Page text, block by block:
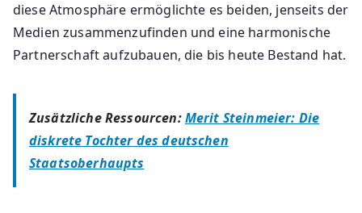
diese Atmosphäre ermöglichte es beiden, jenseits der
Medien zusammenzufinden und eine harmonische
Partnerschaft aufzubauen, die bis heute Bestand hat.
Zusätzliche Ressourcen:Merit Steinmeier: Die
diskrete Tochter des deutschen
Staatsoberhaupts